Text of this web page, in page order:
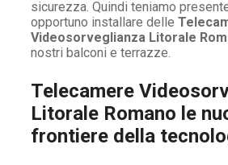
sicurezza. Quindi teniamo
opportuno installare delle
Videosorveglianza Litorale
nostri balconi e terrazze.
Telecamere
Litorale Romano le
frontiere della